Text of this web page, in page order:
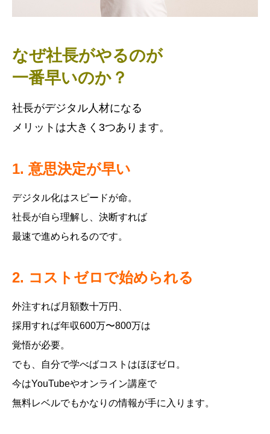
なぜ社長がやるのが
一番早いのか？
社長がデジタル人材になる
メリットは大きく3つあります。
1. 意思決定が早い
デジタル化はスピードが命。
社長が自ら理解し、決断すれば
最速で進められるのです。
2. コストゼロで始められる
外注すれば月額数十万円、
採用すれば年収600万〜800万は
覚悟が必要。
でも、自分で学べばコストはほぼゼロ。
今はYouTubeやオンライン講座で
無料レベルでもかなりの情報が手に入ります。